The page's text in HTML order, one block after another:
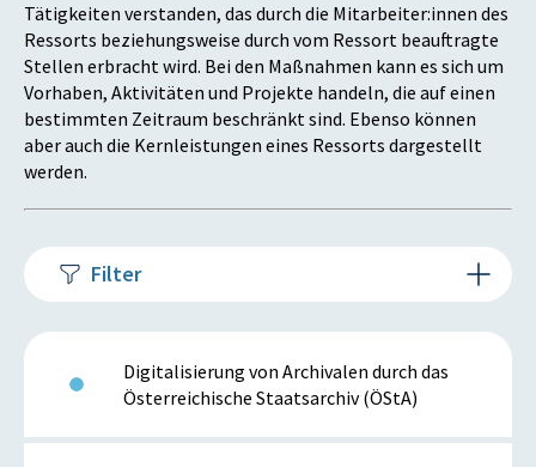
Tätigkeiten verstanden, das durch die Mitarbeiter:innen des
Ressorts beziehungsweise durch vom Ressort beauftragte
Stellen erbracht wird. Bei den Maßnahmen kann es sich um
Vorhaben, Aktivitäten und Projekte handeln, die auf einen
bestimmten Zeitraum beschränkt sind. Ebenso können
aber auch die Kernleistungen eines Ressorts dargestellt
werden.
Filter
Digitalisierung von Archivalen durch das
Österreichische Staatsarchiv (ÖStA)